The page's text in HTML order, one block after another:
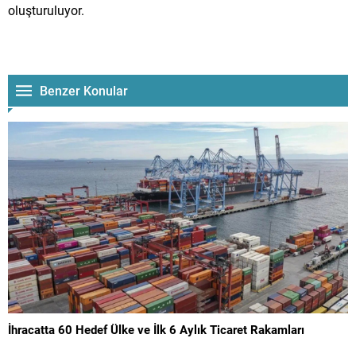
oluşturuluyor.
Benzer Konular
İhracatta 60 Hedef Ülke ve İlk 6 Aylık Ticaret Rakamları